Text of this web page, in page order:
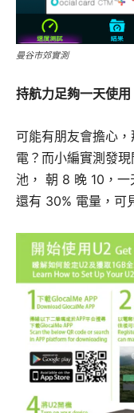
曼谷市郊實測
持航力足夠一天使用
可能有朋友會擔心
電？而小編實測發
池， 朝 8 晚 10，
還有 30% 電量，可